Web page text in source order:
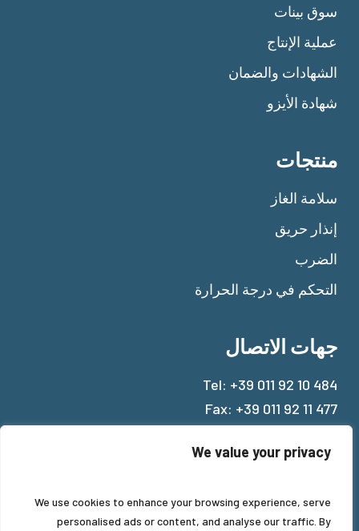
We value your privacy
We use cookies to enhance your browsing experience, serve
personalised ads or content, and analyse our traffic. By
سوق بينات
عملية الإنتاج
الشهادات والضمان
شهادة الأيزو
منتجات
سلامة الغاز
إنذار حريق
الضرب
التحكم في درجة الحرارة
جهات الاتصال
Tel: +39 011 92 10 484
Fax: +39 011 92 11 477